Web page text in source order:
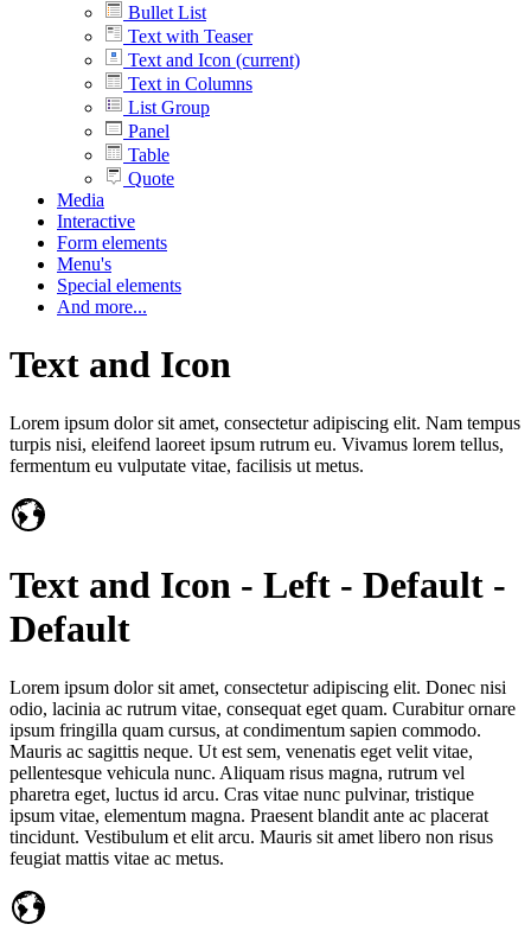
Bullet List
Text with Teaser
Text and Icon (current)
Text in Columns
List Group
Panel
Table
Quote
Media
Interactive
Form elements
Menu's
Special elements
And more...
Text and Icon
Lorem ipsum dolor sit amet, consectetur adipiscing elit. Nam tempus
turpis nisi, eleifend laoreet ipsum rutrum eu. Vivamus lorem tellus,
fermentum eu vulputate vitae, facilisis ut metus.
Text and Icon - Left - Default -
Default
Lorem ipsum dolor sit amet, consectetur adipiscing elit. Donec nisi
odio, lacinia ac rutrum vitae, consequat eget quam. Curabitur ornare
ipsum fringilla quam cursus, at condimentum sapien commodo.
Mauris ac sagittis neque. Ut est sem, venenatis eget velit vitae,
pellentesque vehicula nunc. Aliquam risus magna, rutrum vel
pharetra eget, luctus id arcu. Cras vitae nunc pulvinar, tristique
ipsum vitae, elementum magna. Praesent blandit ante ac placerat
tincidunt. Vestibulum et elit arcu. Mauris sit amet libero non risus
feugiat mattis vitae ac metus.